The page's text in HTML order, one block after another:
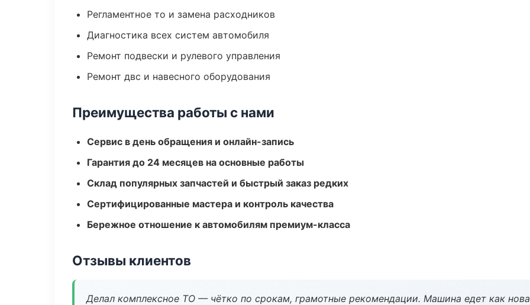
Регламентное то и замена расходников
Диагностика всех систем автомобиля
Ремонт подвески и рулевого управления
Ремонт двс и навесного оборудования
Преимущества работы с нами
Сервис в день обращения и онлайн-запись
Гарантия до 24 месяцев на основные работы
Склад популярных запчастей и быстрый заказ редких
Сертифицированные мастера и контроль качества
Бережное отношение к автомобилям премиум-класса
Отзывы клиентов
Делал комплексное ТО — чётко по срокам, грамотные рекомендации. Машина едет как